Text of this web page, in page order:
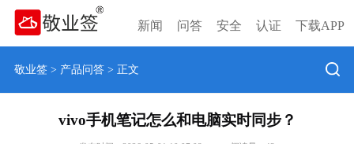
新闻 问答 安全 认证 下载APP
敬业签> 产品问答> 正文
vivo手机笔记怎么和电脑实时同步？